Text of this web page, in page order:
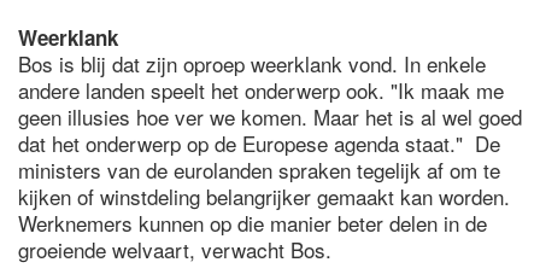
Weerklank
Bos is blij dat zijn oproep weerklank vond. In enkele
andere landen speelt het onderwerp ook. "Ik maak me
geen illusies hoe ver we komen. Maar het is al wel goed
dat het onderwerp op de Europese agenda staat." De
ministers van de eurolanden spraken tegelijk af om te
kijken of winstdeling belangrijker gemaakt kan worden.
Werknemers kunnen op die manier beter delen in de
groeiende welvaart, verwacht Bos.